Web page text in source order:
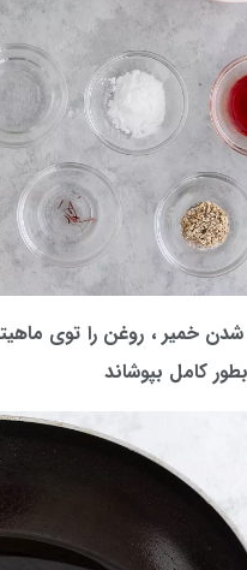
شدن خمیر ، روغن را توی
بطور کامل بپوشاند